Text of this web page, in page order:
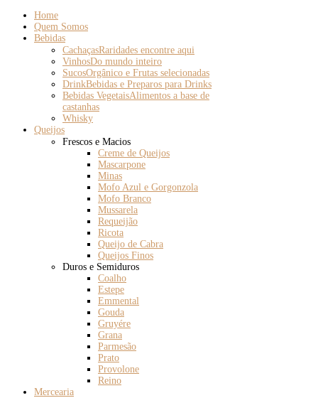
Home
Quem Somos
Bebidas
CachaçasRaridades encontre aqui
VinhosDo mundo inteiro
SucosOrgânico e Frutas selecionadas
DrinkBebidas e Preparos para Drinks
Bebidas VegetaisAlimentos a base de
castanhas
Whisky
Queijos
Frescos e Macios
Creme de Queijos
Mascarpone
Minas
Mofo Azul e Gorgonzola
Mofo Branco
Mussarela
Requeijão
Ricota
Queijo de Cabra
Queijos Finos
Duros e Semiduros
Coalho
Estepe
Emmental
Gouda
Gruyére
Grana
Parmesão
Prato
Provolone
Reino
Mercearia